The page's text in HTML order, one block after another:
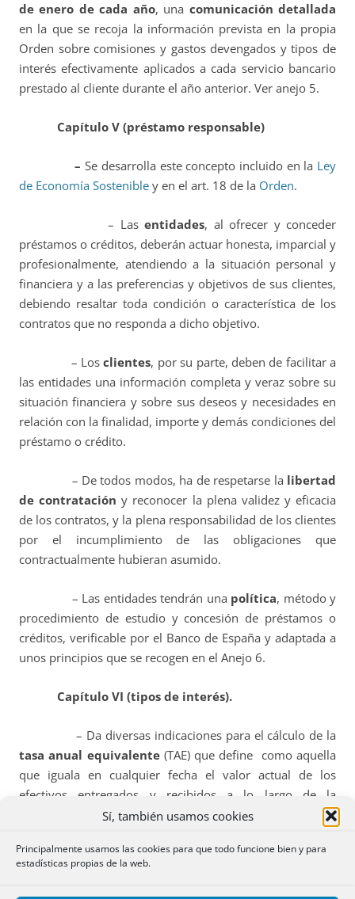
Sí, también usamos cookies
Principalmente usamos las cookies para que todo funcione bien y para
estadísticas propias de la web.
de enero de cada año, una comunicación detallada
en la que se recoja la información prevista en la propia
Orden sobre comisiones y gastos devengados y tipos de
interés efectivamente aplicados a cada servicio bancario
prestado al cliente durante el año anterior. Ver anejo 5.
Capítulo V (préstamo responsable)
–Se desarrolla este concepto incluido en la Ley
de Economía Sostenible y en el art. 18 de la Orden.
– Lasentidades, al ofrecer y conceder
préstamos o créditos, deberán actuar honesta, imparcial y
profesionalmente, atendiendo a la situación personal y
financiera y a las preferencias y objetivos de sus clientes,
debiendo resaltar toda condición o característica de los
contratos que no responda a dicho objetivo.
– Losclientes, por su parte, deben de facilitar a
las entidades una información completa y veraz sobre su
situación financiera y sobre sus deseos y necesidades en
relación con la finalidad, importe y demás condiciones del
préstamo o crédito.
– De todos modos, ha de respetarse la libertad
de contratación y reconocer la plena validez y eficacia
de los contratos, y la plena responsabilidad de los clientes
por el incumplimiento de las obligaciones que
contractualmente hubieran asumido.
– Las entidades tendrán una política, método y
procedimiento de estudio y concesión de préstamos o
créditos, verificable por el Banco de España y adaptada a
unos principios que se recogen en el Anejo 6.
Capítulo VI (tipos de interés).
– Da diversas indicaciones para el cálculo de la
tasa anual equivalente(TAE) que define como aquella
que iguala en cualquier fecha el valor actual de los
efectivos entregados y recibidos a lo largo de la
operación. Su cálculo se realizará de acuerdo con la
rendimiento efectivo remanente (RER) se calcularán